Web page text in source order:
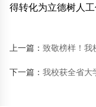
得转化为立德树人
上一篇：致敬榜样！我
下一篇：我校获全省大